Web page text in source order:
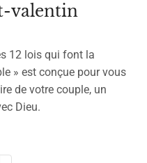
valentin
12 lois qui font la
» est conçue pour vous
de votre couple, un
Dieu.